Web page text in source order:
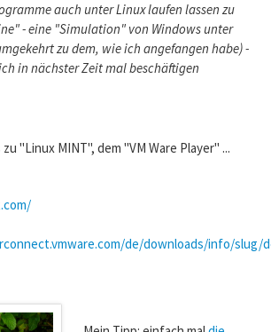
auch unter Linux laufen lassen zu
- eine "Simulation" von Windows unter
zu dem, wie ich angefangen habe) -
in nächster Zeit mal beschäftigen
"Linux MINT", dem "VM Ware Player" ...
de/downloads/info/